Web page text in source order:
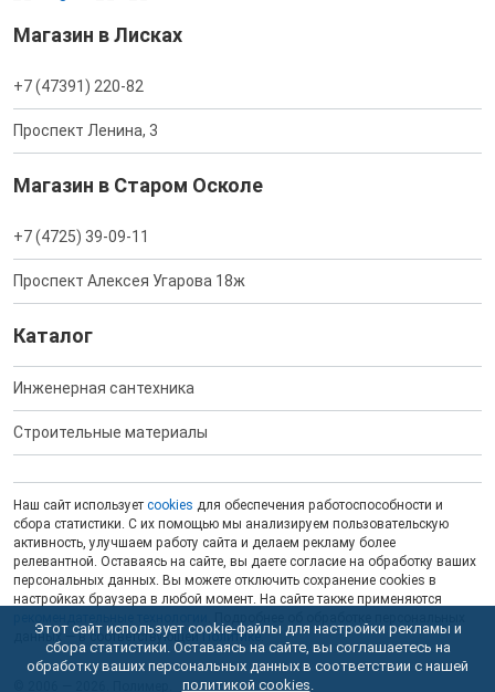
Магазин в Лисках
+7 (47391) 220-82
Проспект Ленина, 3
Магазин в Старом Осколе
+7 (4725) 39-09-11
Проспект Алексея Угарова 18ж
Каталог
Инженерная сантехника
Строительные материалы
Наш сайт использует cookies для обеспечения работоспособности и
сбора статистики. С их помощью мы анализируем пользовательскую
активность, улучшаем работу сайта и делаем рекламу более
релевантной. Оставаясь на сайте, вы даете согласие на обработку ваших
персональных данных. Вы можете отключить сохранение cookies в
настройках браузера в любой момент. На сайте также применяются
данных — в соответствующейПолитике.
Этот сайт использует cookie-файлы для настройки рекламы и
сбора статистики. Оставаясь на сайте, вы соглашаетесь на
обработку ваших персональных данных в соответствии с нашей
политикой cookies.